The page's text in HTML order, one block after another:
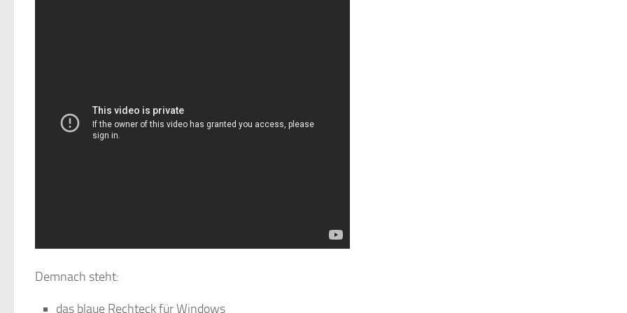
Demnach steht:
das blaue Rechteck für Windows